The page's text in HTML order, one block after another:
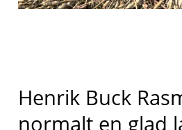
Henrik Buck
normalt en glad